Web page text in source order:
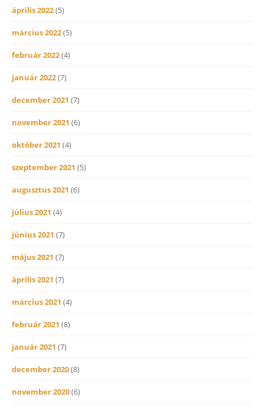
április 2022(5)
március 2022(5)
február 2022(4)
január 2022(7)
december 2021 (7)
november 2021 (6)
október 2021 (4)
szeptember 2021 (5)
augusztus 2021 (6)
július 2021 (4)
június 2021 (7)
május 2021 (7)
április 2021 (7)
március 2021 (4)
február 2021 (8)
január 2021 (7)
december 2020(8)
november 2020(6)